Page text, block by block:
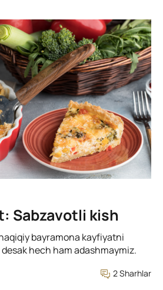
Sabzavotli kish
bayramona kayfiyatni
hech ham adashmaymiz.
2 Sharhlar